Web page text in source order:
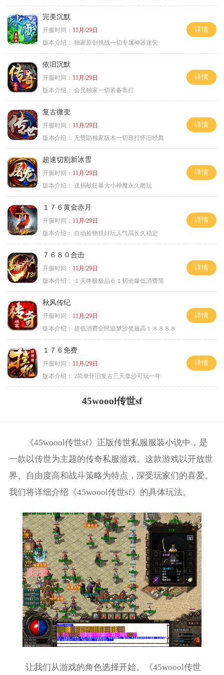
完美沉默
开服时间： 11月/29日
版本介绍： 独家原创挑战一切专属神器迷失
详情
依旧沉默
开服时间： 11月/29日
版本介绍： 会员独家一切装备靠打
详情
复古微变
开服时间： 11月/29日
版本介绍： 无赞助独家版本一切靠打怀旧经典
详情
超速切割新冰雪
开服时间： 11月/29日
版本介绍： 送捐献狂暴大小神魔永久耐玩
详情
１７６黄金赤月
开服时间： 11月/29日
版本介绍：
自动捡物很好玩人气高长久稳定
详情
７６８０合击
开服时间： 11月/29日
版本介绍：
１天终极极品６１切全爆低消费简
详情
秋风传纪
开服时间： 11月/29日
版本介绍：
超低消费全民追梦沙奖最高１８８８８
详情
１７６免费
开服时间： 11月/29日
版本介绍：
2简单怀旧复古三天拿沙可玩一年
详情
45woool传世sf
《45woool传世sf》正版传世私服服装小说中，是
一款以传世为主题的传奇私服游戏。这款游戏以开放世
界、自由度高和战斗策略为特点，深受玩家们的喜爱。
我们将详细介绍《45woool传世sf》的具体玩法。
让我们从游戏的角色选择开始。《45woool传世